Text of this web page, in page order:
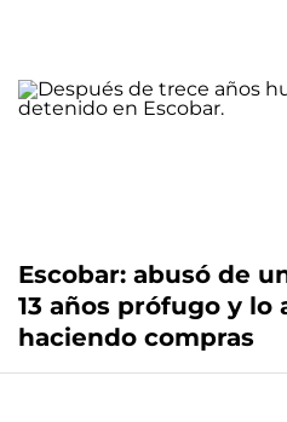
Escobar: abusó de
13 años prófugo y lo
haciendo compras